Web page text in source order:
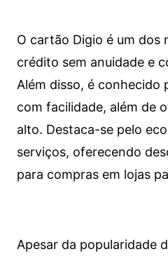
O cartão Digio é um dos
crédito sem anuidade e
Além disso, é conhecido
com facilidade, além de
alto. Destaca-se pelo
serviços, oferecendo
para compras em lojas
Apesar da popularidade